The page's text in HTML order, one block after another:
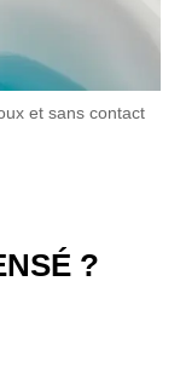
et sans contact
?